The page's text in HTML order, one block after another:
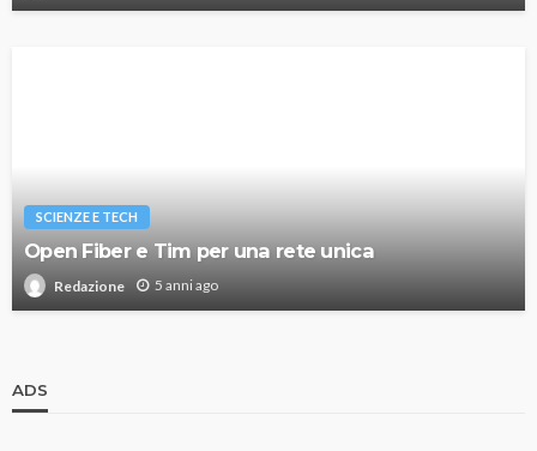
SCIENZE E TECH
Open Fiber e Tim per una rete unica
Redazione 5 anni ago
ADS